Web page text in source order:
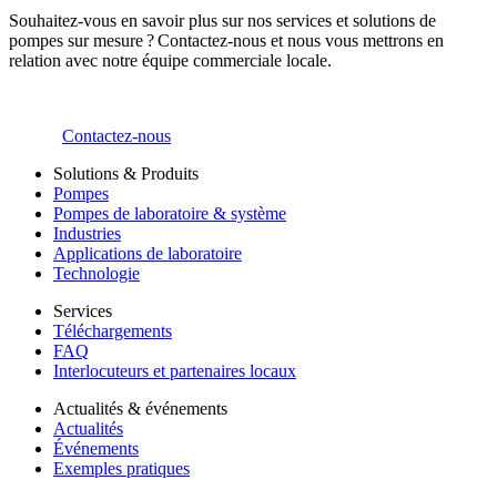
Souhaitez-vous en savoir plus sur nos services et solutions de
pompes sur mesure ? Contactez-nous et nous vous mettrons en
relation avec notre équipe commerciale locale.
Contactez-nous
Solutions & Produits
Pompes
Pompes de laboratoire & système
Industries
Applications de laboratoire
Technologie
Services
Téléchargements
FAQ
Interlocuteurs et partenaires locaux
Actualités & événements
Actualités
Événements
Exemples pratiques